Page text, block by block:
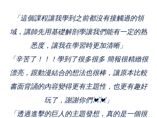
「 這個課程讓我學到之前都沒有接觸過的領
域，講師先用基礎解剖學讓我們能有一定的熟
悉度，讓我在學習時更加清晰」
「辛苦了！！！學到了很多很多 簡報很精緻很
漂亮，跟動漫結合的想法也很棒，讓原本比較
書面背誦的內容變得更有主題性，也更有趣好
玩了，謝謝你們💓💓」
「透過進擊的巨人的主題發想，真的是一個很